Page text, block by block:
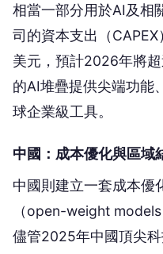
相當一部分用於AI及相
司的資本支出（
美元，預計2026年將
的AI堆疊提供尖端功能
球企業級工具。
中國：成本優化與區域
中國則建立一套成本優
（open-weight
儘管2025年中國頂尖